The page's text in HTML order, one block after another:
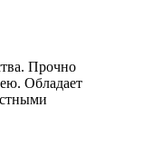
Прочно
Обладает